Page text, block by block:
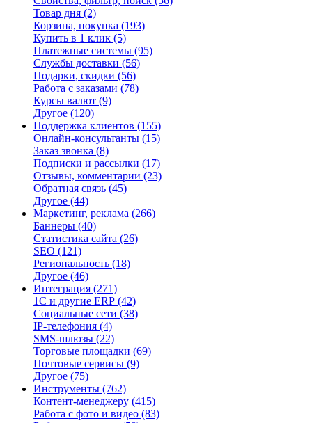
Товар дня (2)
Корзина, покупка (193)
Купить в 1 клик (5)
Платежные системы (95)
Службы доставки (56)
Подарки, скидки (56)
Работа с заказами (78)
Курсы валют (9)
Другое (120)
Поддержка клиентов (155)
Онлайн-консультанты (15)
Заказ звонка (8)
Подписки и рассылки (17)
Отзывы, комментарии (23)
Обратная связь (45)
Другое (44)
Маркетинг, реклама (266)
Баннеры (40)
Статистика сайта (26)
SEO (121)
Региональность (18)
Другое (46)
Интеграция (271)
1С и другие ERP (42)
Социальные сети (38)
IP-телефония (4)
SMS-шлюзы (22)
Торговые площадки (69)
Почтовые сервисы (9)
Другое (75)
Инструменты (762)
Контент-менеджеру (415)
Работа с фото и видео (83)